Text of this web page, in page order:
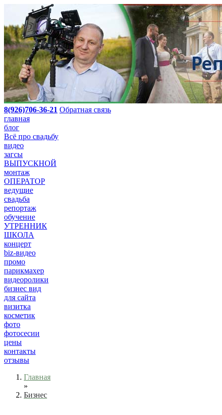
8(926)706-36-21 Обратная связь
главная
блог
Всё про свадьбу
видео
загсы
ВЫПУСКНОЙ
монтаж
ОПЕРАТОР
ведущие
свадьба
репортаж
обучение
УТРЕННИК
ШКОЛА
концерт
biz-видео
промо
парикмахер
видеоролики
бизнес вид
для сайта
визитка
косметик
фото
фотосесии
цены
контакты
отзывы
Главная
»
Бизнес